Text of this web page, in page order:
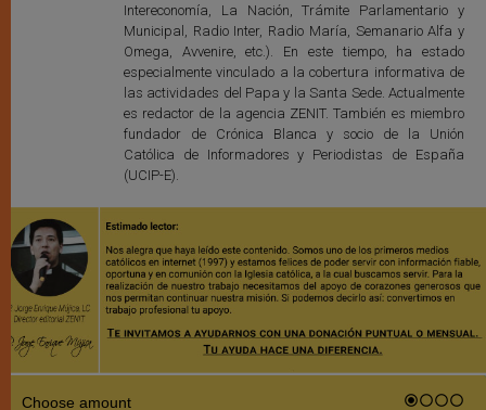
Intereconomía, La Nación, Trámite Parlamentario y
Municipal, Radio Inter, Radio María, Semanario Alfa y
Omega, Avvenire, etc.). En este tiempo, ha estado
especialmente vinculado a la cobertura informativa de
las actividades del Papa y la Santa Sede. Actualmente
es redactor de la agencia ZENIT. También es miembro
fundador de Crónica Blanca y socio de la Unión
Católica de Informadores y Periodistas de España
(UCIP-E).